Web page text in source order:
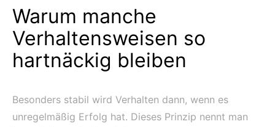
Warum manche
Verhaltensweisen so
hartnäckig bleiben
Besonders stabil wird Verhalten dann, wenn es
unregelmäßig Erfolg hat. Dieses Prinzip nennt man